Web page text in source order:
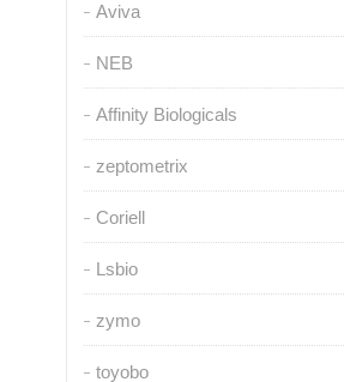
Aviva
NEB
Affinity Biologicals
zeptometrix
Coriell
Lsbio
zymo
toyobo